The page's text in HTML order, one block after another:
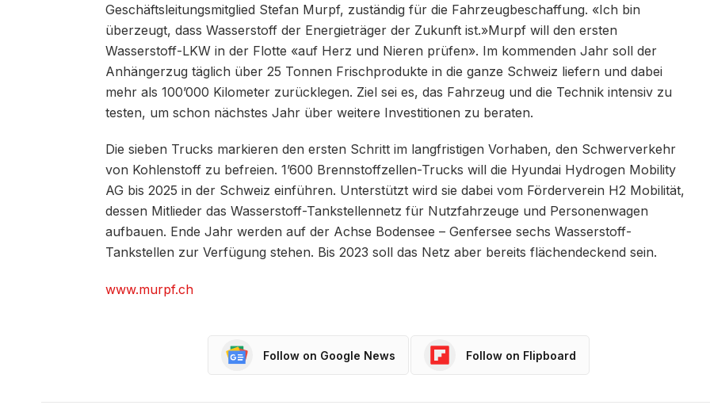
Geschäftsleitungsmitglied Stefan Murpf, zuständig für die Fahrzeugbeschaffung. «Ich bin
überzeugt, dass Wasserstoff der Energieträger der Zukunft ist.»Murpf will den ersten
Wasserstoff-LKW in der Flotte «auf Herz und Nieren prüfen». Im kommenden Jahr soll der
Anhängerzug täglich über 25 Tonnen Frischprodukte in die ganze Schweiz liefern und dabei
mehr als 100’000 Kilometer zurücklegen. Ziel sei es, das Fahrzeug und die Technik intensiv zu
testen, um schon nächstes Jahr über weitere Investitionen zu beraten.
Die sieben Trucks markieren den ersten Schritt im langfristigen Vorhaben, den Schwerverkehr
von Kohlenstoff zu befreien. 1’600 Brennstoffzellen-Trucks will die Hyundai Hydrogen Mobility
AG bis 2025 in der Schweiz einführen. Unterstützt wird sie dabei vom Förderverein H2 Mobilität,
dessen Mitlieder das Wasserstoff-Tankstellennetz für Nutzfahrzeuge und Personenwagen
aufbauen. Ende Jahr werden auf der Achse Bodensee – Genfersee sechs Wasserstoff-
Tankstellen zur Verfügung stehen. Bis 2023 soll das Netz aber bereits flächendeckend sein.
www.murpf.ch
Follow on Google News Follow on Flipboard